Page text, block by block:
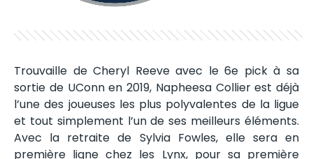
Trouvaille de Cheryl Reeve avec le 6e pick à sa
sortie de UConn en 2019, Napheesa Collier est déjà
l’une des joueuses les plus polyvalentes de la ligue
et tout simplement l’un de ses meilleurs éléments.
Avec la retraite de Sylvia Fowles, elle sera en
première ligne chez les Lynx, pour sa première